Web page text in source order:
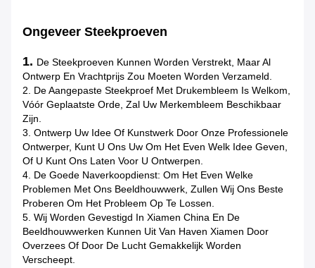
Ongeveer Steekproeven
1. De Steekproeven Kunnen Worden Verstrekt, Maar Al
Ontwerp En Vrachtprijs Zou Moeten Worden Verzameld.
2. De Aangepaste Steekproef Met Drukembleem Is Welkom,
Vóór Geplaatste Orde, Zal Uw Merkembleem Beschikbaar
Zijn.
3. Ontwerp Uw Idee Of Kunstwerk Door Onze Professionele
Ontwerper, Kunt U Ons Uw Om Het Even Welk Idee Geven,
Of U Kunt Ons Laten Voor U Ontwerpen.
4. De Goede Naverkoopdienst: Om Het Even Welke
Problemen Met Ons Beeldhouwwerk, Zullen Wij Ons Beste
Proberen Om Het Probleem Op Te Lossen.
5. Wij Worden Gevestigd In Xiamen China En De
Beeldhouwwerken Kunnen Uit Van Haven Xiamen Door
Overzees Of Door De Lucht Gemakkelijk Worden
Verscheept.